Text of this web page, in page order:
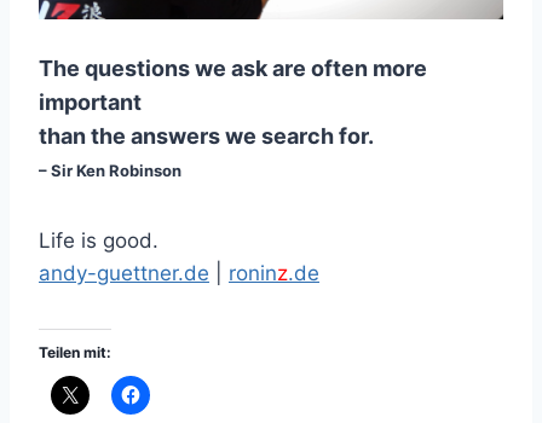
The questions we ask are often more
important
than the answers we search for.
– Sir Ken Robinson
Life is good.
andy-guettner.de
roninz.de
Teilen mit: